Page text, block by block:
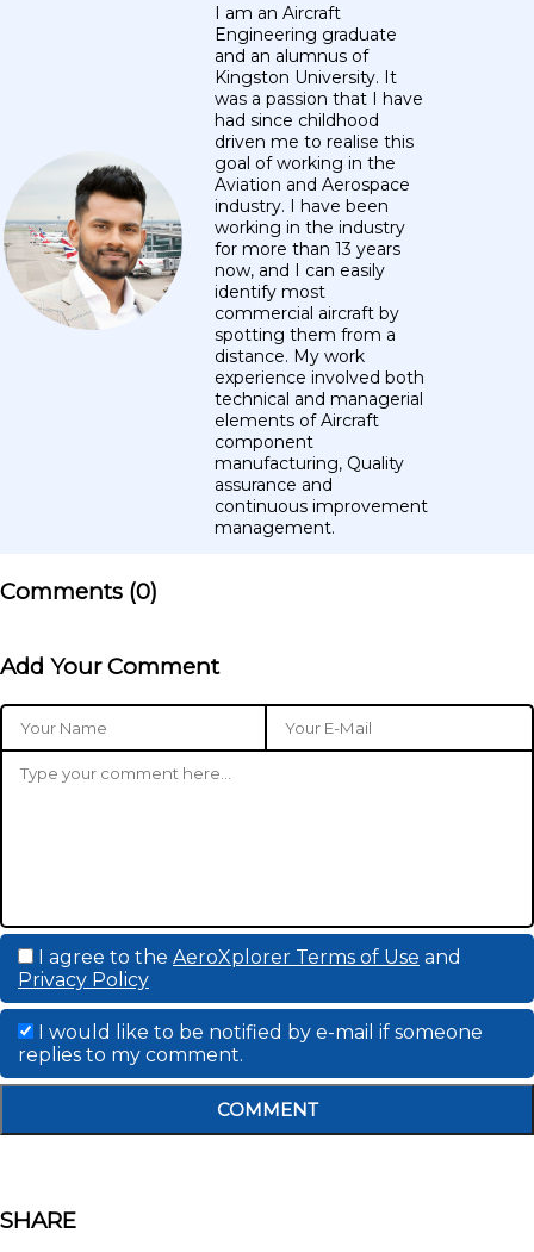
I am an Aircraft
Engineering graduate
and an alumnus of
Kingston University. It
was a passion that I have
had since childhood
driven me to realise this
goal of working in the
Aviation and Aerospace
industry. I have been
working in the industry
for more than 13 years
now, and I can easily
identify most
commercial aircraft by
spotting them from a
distance. My work
experience involved both
technical and managerial
elements of Aircraft
component
manufacturing, Quality
assurance and
continuous improvement
management.
Comments (0)
Add Your Comment
I agree to the AeroXplorer Terms of Use and
Privacy Policy
I would like to be notified by e-mail if someone
replies to my comment.
COMMENT
SHARE